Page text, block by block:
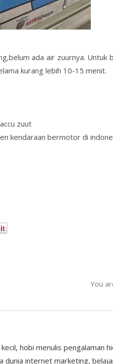
ada air zuurnya. Untuk
kurang lebih 10-15 menit.
zuut
kendaraan bermotor di
You
hobi menulis pengalaman
dunia internet marketing,